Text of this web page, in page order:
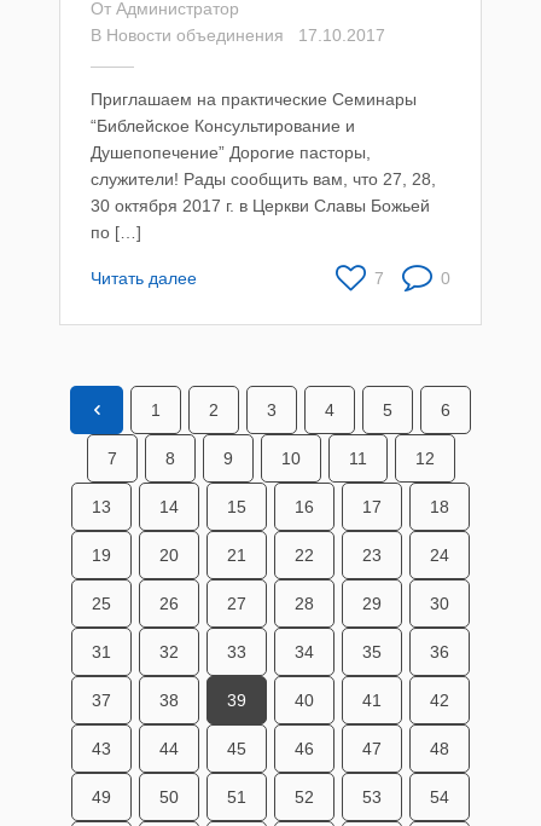
От Администратор
В Новости объединения 17.10.2017
Приглашаем на практические Семинары
“Библейское Консультирование и
Душепопечение” Дорогие пасторы,
служители! Рады сообщить вам, что 27, 28,
30 октября 2017 г. в Церкви Славы Божьей
по […]
Читать далее 0
7
1 2 3 4 5 6
7 8 9 10 11 12
13 14 15 16 17 18
19 20 21 22 23 24
25 26 27 28 29 30
31 32 33 34 35 36
37 38 39 40 41 42
43 44 45 46 47 48
49 50 51 52 53 54